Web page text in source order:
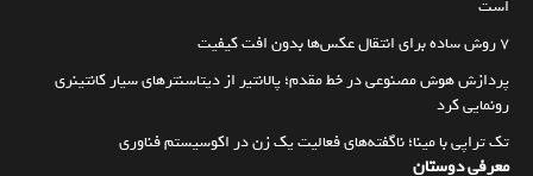
است
۷ روش ساده برای انتقال عکس‌ها بدون افت کیفیت
پردازش هوش مصنوعی در خط مقدم؛ پالانتیر از دیتاسنترهای سیار کانتینری
رونمایی کرد
تک تراپی با مینا؛ ناگفته‌های فعالیت یک زن در اکوسیستم فناوری
معرفی دوستان